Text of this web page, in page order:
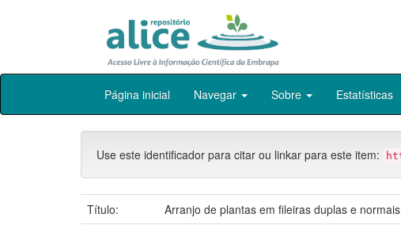
Skip
Página inicial Navegar Sobre Estatísticas
Use este identificador para citar ou linkar para este item:
Título:
Arranjo de plantas em fileiras duplas e